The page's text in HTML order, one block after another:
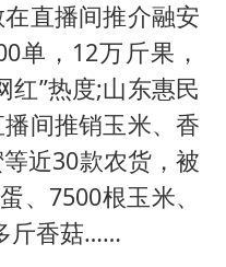
直播间推介融安
单，12万斤果，
红”热度;山东惠民
间推销玉米、香
近30款农货，被
、7500根玉米、
斤香菇……